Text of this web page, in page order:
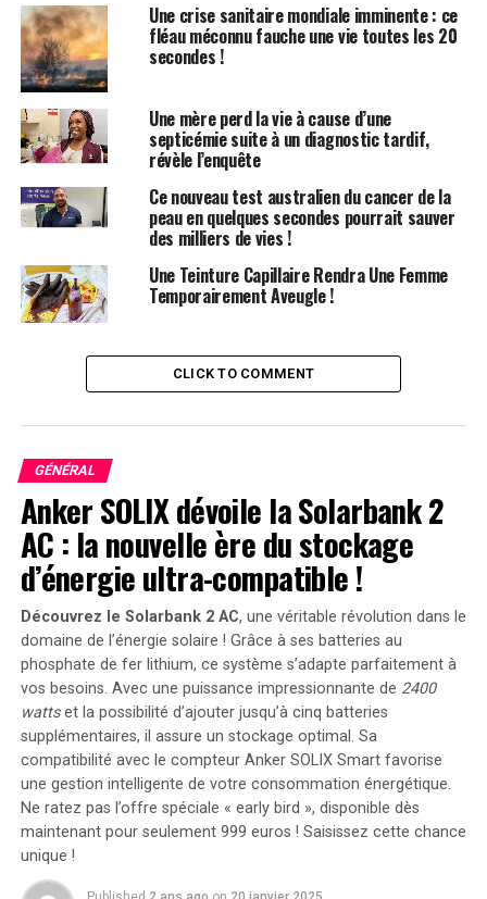
Cette restriction est problématique, car des études
montrent que la perte de poids et les nombreux
bénéfices cardio-métaboliques associés à ces
médicaments s’inversent rapidement après l’arrêt du
traitement. Les patients qui atteignent un IMC de 30
tout en prenant des GLP-1 regagnent généralement
une partie, voire la totalité, du poids perdu.
Des politiques similaires de limitation de la couverture
y compris dans des établissements comme la Mayo
Clinic, laissant les cliniciens et les patients en quête
ajouté Horn.
couverture continue, en notant que « nous ne ferions
pas cela pour d’autres conditions comme le diabète.
Nous ne dirions pas ‘bon travail, votre A1C est contrôlé,
maintenant vous ne pouvez plus recevoir ce
médicament qui vous a aidé à y parvenir.' »
Avec les pénuries de médicaments GLP-1, « il ne devrait
pas être si difficile pour quelqu’un qui réussit avec un
médicament de continuer à le prendre », a déclaré Horn.
Mettre l’accent sur les bénéfices
cardiovasculaires plutôt que sur
l’obésité
Pam R. Taub, MD, professeure de médecine à l’Université
de Californie à San Diego, a plaidé pour que les patients
atteints de maladies cardiovasculaires soient
Une crise sanitaire mondiale imminente : ce
fléau méconnu fauche une vie toutes les 20
secondes !
Une mère perd la vie à cause d’une
septicémie suite à un diagnostic tardif,
révèle l’enquête
Ce nouveau test australien du cancer de la
peau en quelques secondes pourrait sauver
des milliers de vies !
Une Teinture Capillaire Rendra Une Femme
Temporairement Aveugle !
CLICK TO COMMENT
GÉNÉRAL
Anker SOLIX dévoile la Solarbank 2
AC : la nouvelle ère du stockage
d’énergie ultra-compatible !
Découvrez le Solarbank 2 AC, une véritable révolution dans le
domaine de l’énergie solaire ! Grâce à ses batteries au
phosphate de fer lithium, ce système s’adapte parfaitement à
vos besoins. Avec une puissance impressionnante de 2400
wattset la possibilité d’ajouter jusqu’à cinq batteries
supplémentaires, il assure un stockage optimal. Sa
compatibilité avec le compteur Anker SOLIX Smart favorise
une gestion intelligente de votre consommation énergétique.
Ne ratez pas l’offre spéciale « early bird », disponible dès
maintenant pour seulement 999 euros ! Saisissez cette chance
unique !